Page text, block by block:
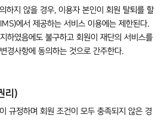
하지 않을 경우, 이용자 본인이 회원 탈퇴를 할
에서 제공하는 서비스 이용에는 제한된다.
하였음에도 불구하고 회원이 재단의 서비스를
경사항에 동의하는 것으로 간주한다.
리)
규정하며 회원 조건이 모두 충족되지 않은 경